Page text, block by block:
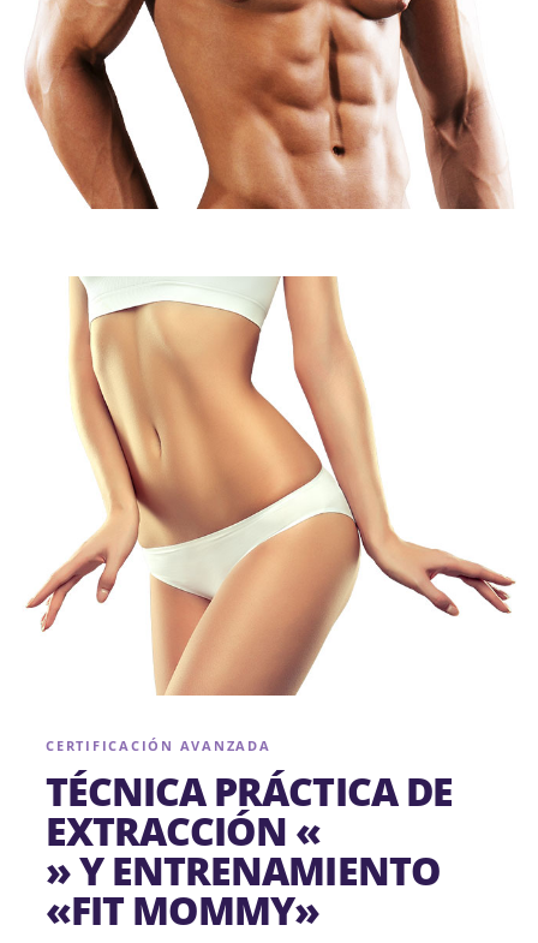
CERTIFICACIÓN AVANZADA
TÉCNICA PRÁCTICA DE
EXTRACCIÓN «
» Y ENTRENAMIENTO
«FIT MOMMY»